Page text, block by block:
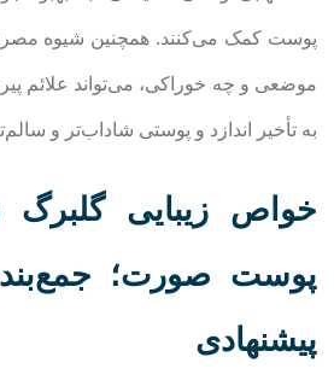
پوست کمک می‌کنند. همچنین شیوه
موضعی و چه خوراکی، می‌تواند علائم
به تأخیر اندازد و پوستی شاداب‌تر و
خواص زیبایی گلبرگ
پوست صورت؛
پیشنهادی